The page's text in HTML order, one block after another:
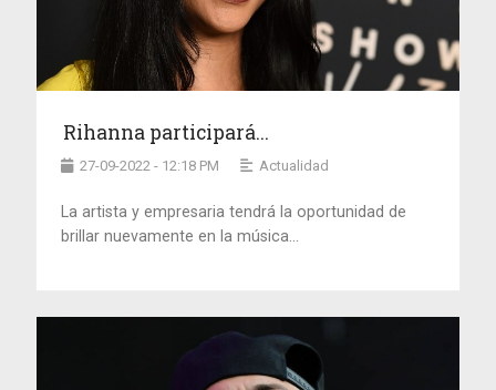
Rihanna participará...
27-09-2022 - 12:18 PM Actualidad
La artista y empresaria tendrá la oportunidad de
brillar nuevamente en la música...